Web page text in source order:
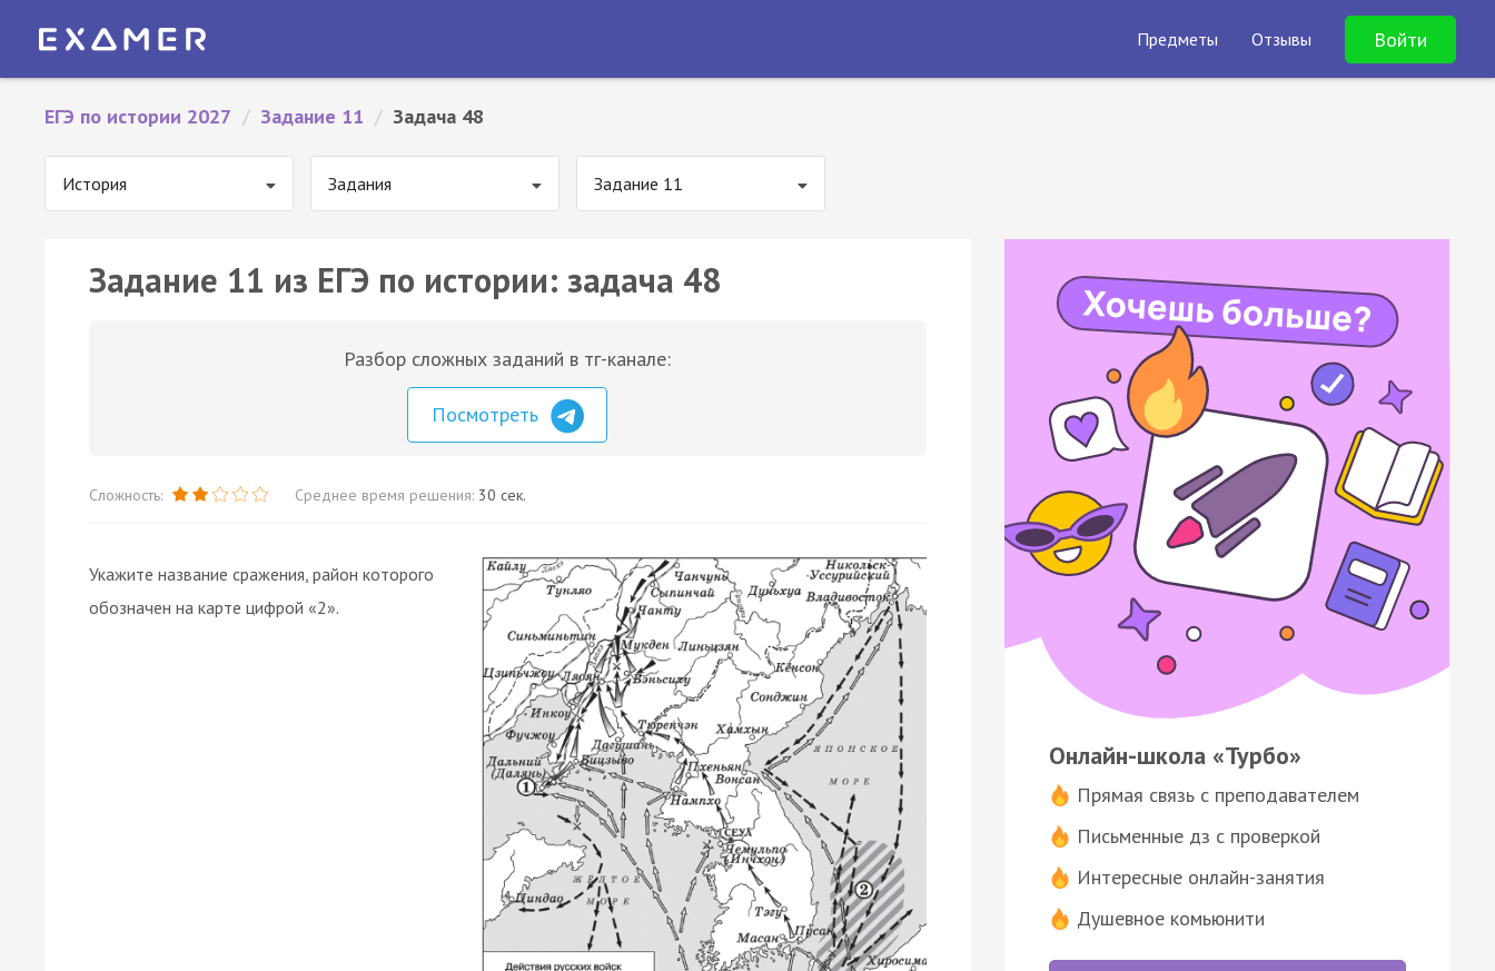
Предметы Отзывы Войти
ЕГЭ по истории 2027 / Задание 11 / Задача 48
История Задания Задание 11
Задание 11 из ЕГЭ по истории: задача 48
Разбор сложных заданий в тг-канале:
Посмотреть
Сложность: Среднее время решения: 30 сек.
Укажите название сражения, район которого
обозначен на карте цифрой «2».
Онлайн-школа «Турбо»
Прямая связь с преподавателем
Письменные дз с проверкой
Интересные онлайн-занятия
Душевное комьюнити